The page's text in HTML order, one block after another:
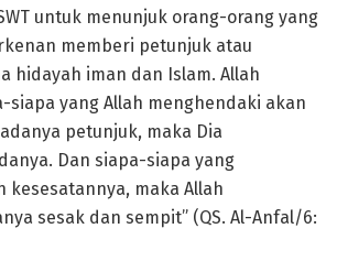
untuk menunjuk orang-orang yang
memberi petunjuk atau
hidayah iman dan Islam. Allah
siapa yang Allah menghendaki akan
petunjuk, maka Dia
Dan siapa-siapa yang
kesesatannya, maka Allah
sesak dan sempit” (QS. Al-Anfal/6: